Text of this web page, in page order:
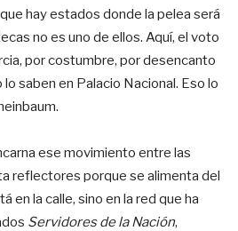
hay estados donde la pelea será
no es uno de ellos. Aquí, el voto
por costumbre, por desencanto
saben en Palacio Nacional. Eso lo
ese movimiento entre las
reflectores porque se alimenta del
en la calle, sino en la red que ha
Servidores de la Nación,